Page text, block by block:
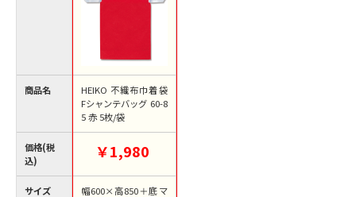
商品名
価格(税
込)
サイズ
HEIKO 不織布巾着袋
Fシャンテバッグ 60-8
5 赤 5枚/袋
￥1,980
幅600×高850＋底マ